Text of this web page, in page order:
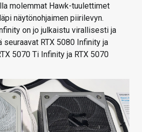
molemmat Hawk-tuulettimet
näytönohjaimen piirilevyn.
on jo julkaistu virallisesti ja
RTX 5080 Infinity ja
5070 Ti Infinity ja RTX 5070